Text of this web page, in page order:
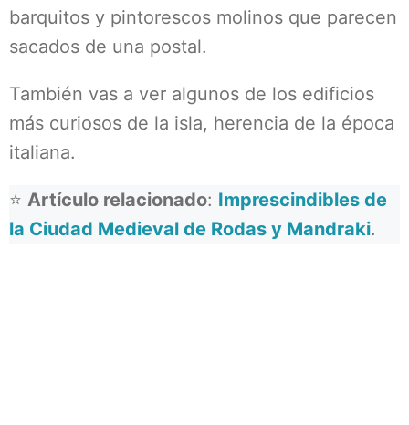
barquitos y pintorescos molinos que parecen
sacados de una postal.
También vas a ver algunos de los edificios
más curiosos de la isla, herencia de la época
italiana.
⭐ Artículo relacionado: Imprescindibles de
la Ciudad Medieval de Rodas y Mandraki.